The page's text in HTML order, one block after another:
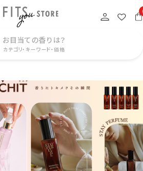
お目当ての香りは？
カテゴリ・キーワード・価格